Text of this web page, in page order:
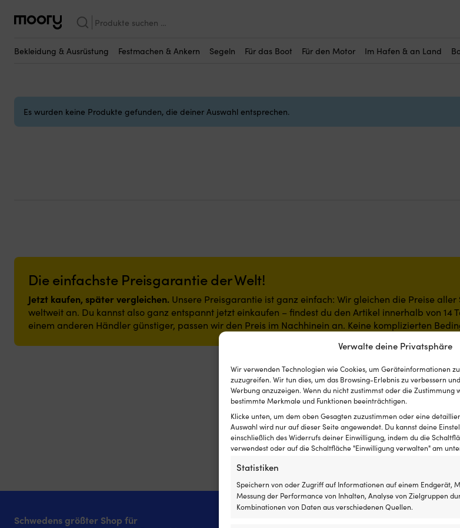
Verwalte deine Privatsphäre
Wir verwenden Technologien wie Cookies, um Geräteinformationen
zuzugreifen. Wir tun dies, um das Browsing-Erlebnis zu verbessern
Werbung anzuzeigen. Wenn du nicht zustimmst oder die Zustimmung
bestimmte Merkmale und Funktionen beeinträchtigen.
Klicke unten, um dem oben Gesagten zuzustimmen oder eine
Auswahl wird nur auf dieser Seite angewendet. Du kannst deine
einschließlich des Widerrufs deiner Einwilligung, indem du die
verwendest oder auf die Schaltfläche "Einwilligung verwalten" am
Statistiken
Speichern von oder Zugriff auf Informationen auf einem Endgerät,
Messung der Performance von Inhalten, Analyse von Zielgruppen
Kombinationen von Daten aus verschiedenen Quellen.
Suchen
nach:
Bekleidung & Ausrüstung Festmachen & Ankern Segeln Für das Boot Für den Motor Im Hafen & an Land
Primus Ulti
Es wurden keine Produkte gefunden, die deiner Auswahl entsprechen.
Die einfachste Preisgarantie der Welt!
Jetzt kaufen, später vergleichen. Unsere Preisgarantie ist ganz einfach: Wir gleichen die Preise aller
weltweit an. Du kannst also ganz entspannt jetzt einkaufen – findest du den Artikel innerhalb von 14
einem anderen Händler günstiger, passen wir den Preis im Nachhinein an. Keine komplizierten
Schwedens größter Shop für